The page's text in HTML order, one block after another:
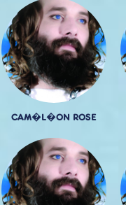
CAM�L�ON ROSE